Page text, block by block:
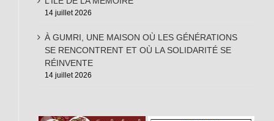
14 juillet 2026
À GUMRI, UNE MAISON OÙ LES GÉNÉRATIONS
SE RENCONTRENT ET OÙ LA SOLIDARITÉ SE
RÉINVENTE
14 juillet 2026